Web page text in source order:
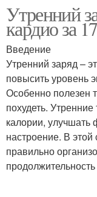
Утренний
кардио за
Введение
Утренний заряд –
повысить уровень
Особенно полезен
похудеть.
калории,
настроение. В
правильно